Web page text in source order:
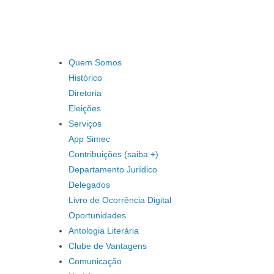
Quem Somos
Histórico
Diretoria
Eleições
Serviços
App Simec
Contribuições (saiba +)
Departamento Jurídico
Delegados
Livro de Ocorrência Digital
Oportunidades
Antologia Literária
Clube de Vantagens
Comunicação